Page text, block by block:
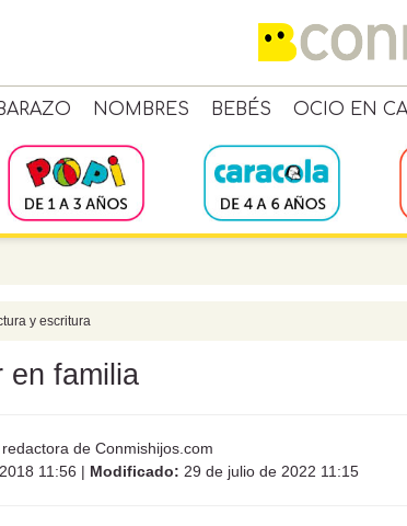
NOMBRES BEBÉS OCIO EN
y escritura
en familia
, redactora de Conmishijos.com
11:56 | Modificado: 29 de julio de 2022 11:15